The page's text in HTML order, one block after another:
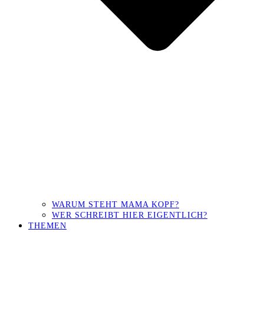
WARUM STEHT MAMA KOPF?
WER SCHREIBT HIER EIGENTLICH?
THEMEN